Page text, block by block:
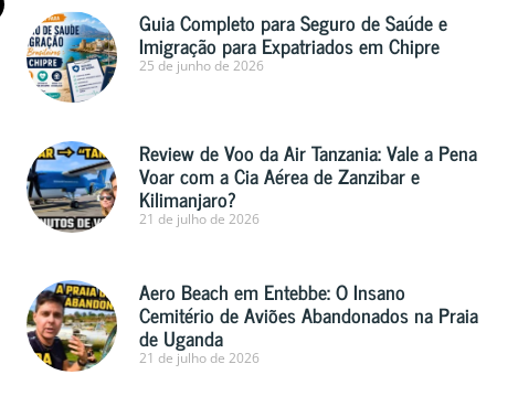
Guia Completo para Seguro de Saúde e
Imigração para Expatriados em Chipre
25 de junho de 2026
Review de Voo da Air Tanzania: Vale a Pena
Voar com a Cia Aérea de Zanzibar e
Kilimanjaro?
21 de julho de 2026
Aero Beach em Entebbe: O Insano
Cemitério de Aviões Abandonados na Praia
de Uganda
21 de julho de 2026